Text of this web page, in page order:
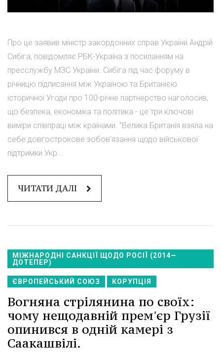
Про це заявив міністр закордонних справ України Андрій
Сибіга, повідомляє РБК-Україна з посиланням на
пресслужбу МЗС України. Сибіга під час форуму в
річницю підписання між Україною та Британією
історичної Угоди про 100-річне партнерство наголосив,
що безпека, економіка та політика - це три ключові
виміри співпраці між країнами. "Велика Британія взяла на
себе довгострокове зобов'язання щодо військової
підтримки Укр...
ЧИТАТИ ДАЛІ
МІЖНАРОДНІ САНКЦІЇ ЩОДО РОСІЇ (2014—
ДОТЕПЕР)
ЄВРОПЕЙСЬКИЙ СОЮЗ КОРУПЦІЯ
Вогняна стрілянина по своїх:
чому нещодавній прем'єр Грузії
опинився в одній камері з
Саакашвілі.